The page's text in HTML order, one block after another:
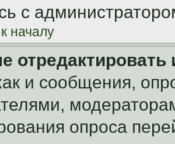
с
началу
и сообщения,
опроса